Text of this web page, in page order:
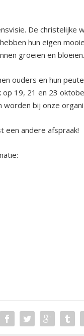
De christelijke
hun eigen
groeien en bloeien.
ouders en hun
19, 21 en 23
worden bij onze
een andere afspraak!